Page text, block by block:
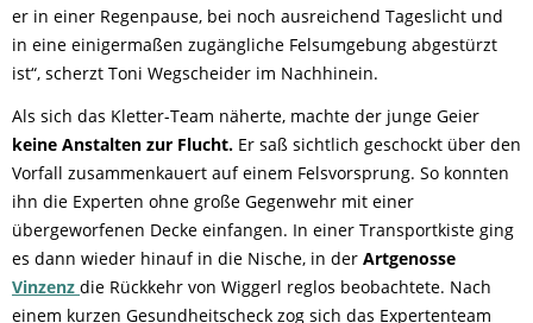
er in einer Regenpause, bei noch ausreichend Tageslicht und
in eine einigermaßen zugängliche Felsumgebung abgestürzt
ist“, scherzt Toni Wegscheider im Nachhinein.
Als sich das Kletter-Team näherte, machte der junge Geier
keine Anstalten zur Flucht. Er saß sichtlich geschockt über den
Vorfall zusammenkauert auf einem Felsvorsprung. So konnten
ihn die Experten ohne große Gegenwehr mit einer
übergeworfenen Decke einfangen. In einer Transportkiste ging
es dann wieder hinauf in die Nische, in der Artgenosse
Vinzenz die Rückkehr von Wiggerl reglos beobachtete. Nach
einem kurzen Gesundheitscheck zog sich das Expertenteam